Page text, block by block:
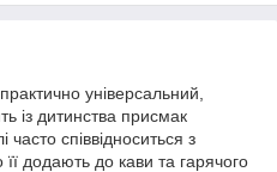
універсальний,
із дитинства присмак
співвідноситься з
додають до кави та гарячого